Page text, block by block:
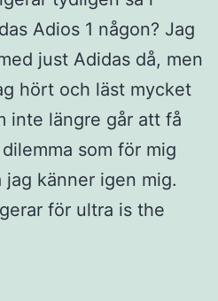
Adios 1 någon? Jag
just Adidas då, men
hört och läst mycket
inte längre går att få
som för mig
känner igen mig.
för ultra is the